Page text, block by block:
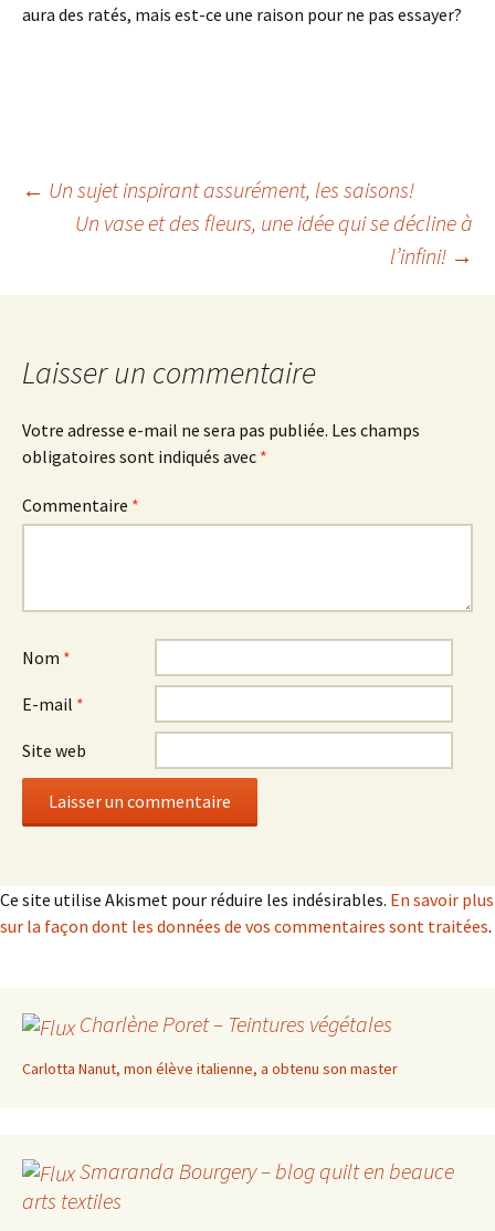
aura des ratés, mais est-ce une raison pour ne pas essayer?
Navigation
← Un sujet inspirant assurément, les saisons!
Un vase et des fleurs, une idée qui se décline à
l’infini! →
Laisser un commentaire
Votre adresse e-mail ne sera pas publiée. Les champs
obligatoires sont indiqués avec *
Commentaire *
Nom *
E-mail *
Site web
Ce site utilise Akismet pour réduire les indésirables. En savoir plus
sur la façon dont les données de vos commentaires sont traitées.
Charlène Poret – Teintures végétales
Carlotta Nanut, mon élève italienne, a obtenu son master
Smaranda Bourgery – blog quilt en beauce
arts textiles